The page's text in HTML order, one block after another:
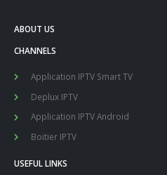
ABOUT US
CHANNELS
Application IPTV Smart TV
Deplux IPTV
Application IPTV Android
Boitier IPTV
USEFUL LINKS